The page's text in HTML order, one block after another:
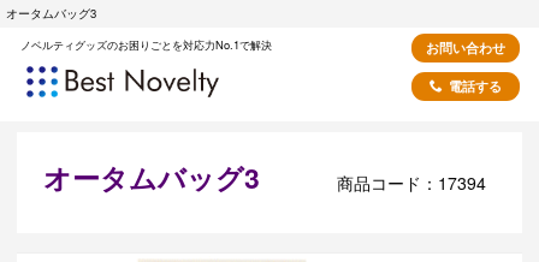
オータムバッグ3
ノベルティグッズのお困りごとを対応力No.1で解決
お問い合わせ
電話する
オータムバッグ3 商品コード：17394